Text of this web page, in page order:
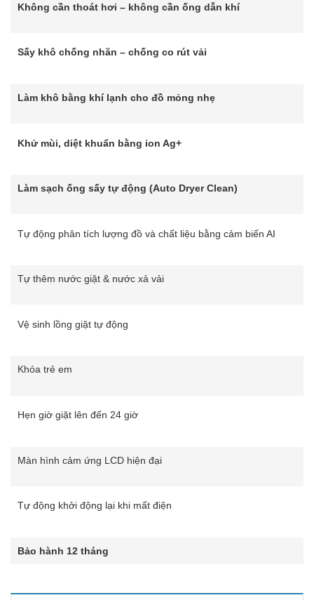
Không cần thoát hơi – không cần ống dẫn khí
Sấy khô chống nhăn – chống co rút vải
Làm khô bằng khí lạnh cho đồ mỏng nhẹ
Khử mùi, diệt khuẩn bằng ion Ag+
Làm sạch ống sấy tự động (Auto Dryer Clean)
Tự động phân tích lượng đồ và chất liệu bằng cảm biến AI
Tự thêm nước giặt & nước xả vải
Vệ sinh lồng giặt tự động
Khóa trẻ em
Hẹn giờ giặt lên đến 24 giờ
Màn hình cảm ứng LCD hiện đại
Tự động khởi động lại khi mất điện
Bảo hành 12 tháng